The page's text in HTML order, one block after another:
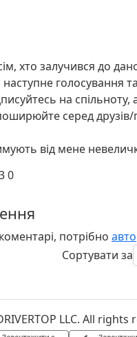
хто залучився до
голосування
на спільноту,
серед друзів/
від мене
0
потрібно
Сортувати за
LLC. All rights